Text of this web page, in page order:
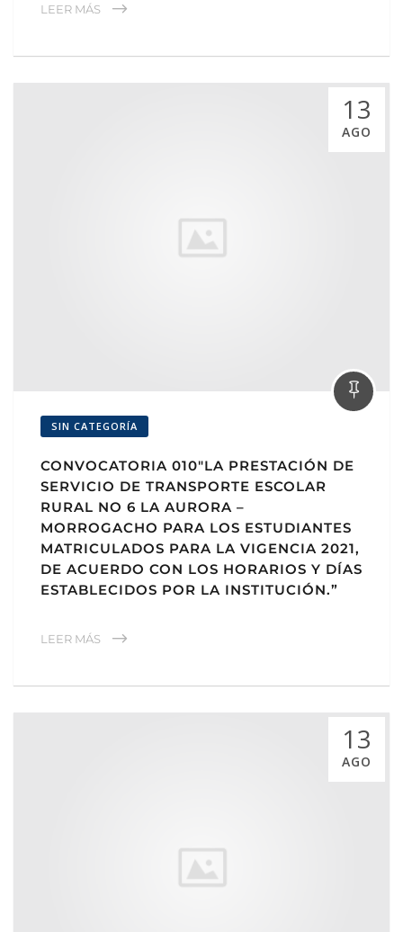
LEER MÁS
13
AGO
SIN CATEGORÍA
CONVOCATORIA 010″LA PRESTACIÓN DE
SERVICIO DE TRANSPORTE ESCOLAR
RURAL NO 6 LA AURORA –
MORROGACHO PARA LOS ESTUDIANTES
MATRICULADOS PARA LA VIGENCIA 2021,
DE ACUERDO CON LOS HORARIOS Y DÍAS
ESTABLECIDOS POR LA INSTITUCIÓN.”
LEER MÁS
13
AGO